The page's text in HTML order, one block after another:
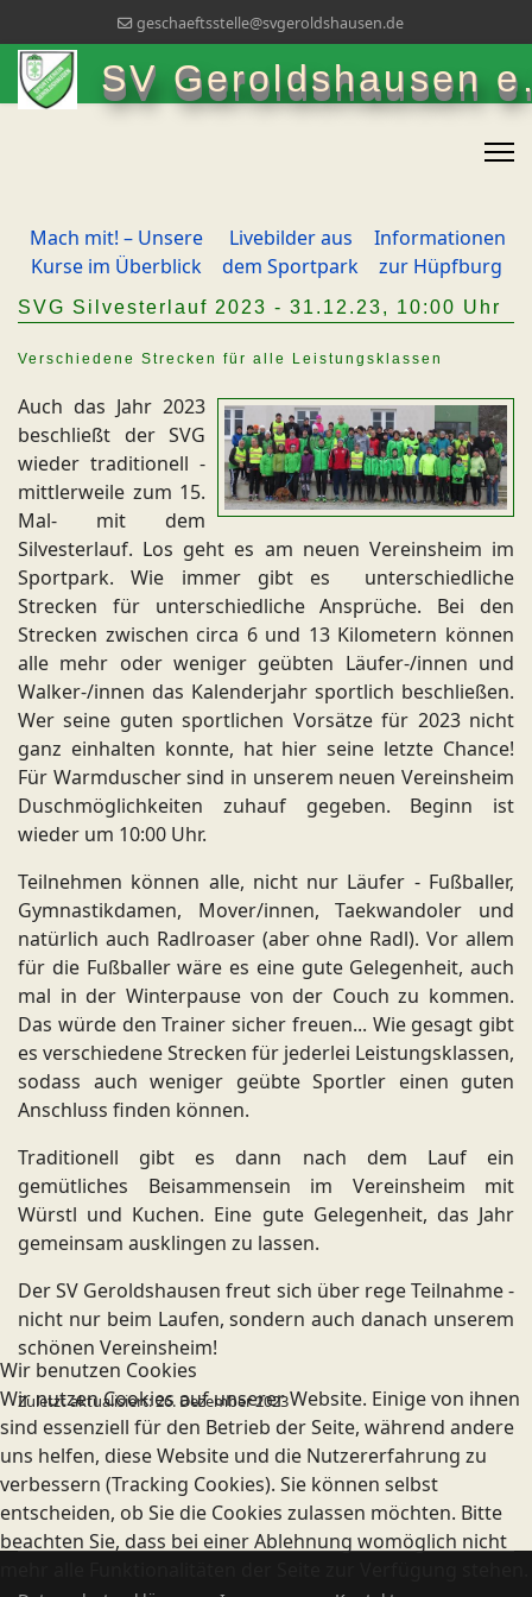
geschaeftsstelle@svgeroldshausen.de
SV Geroldshausen
Mach mit! – Unsere
Kurse im Überblick
Livebilder aus
dem Sportpark
Informationen
zur Hüpfburg
SVG Silvesterlauf 2023 - 31.12.23, 10:00 Uhr
Verschiedene Strecken für alle Leistungsklassen
Auch das Jahr 2023
beschließt der SVG
wieder traditionell -
mittlerweile zum 15.
Mal- mit dem
Silvesterlauf. Los geht es am neuen Vereinsheim im
Sportpark. Wie immer gibt es unterschiedliche
Strecken für unterschiedliche Ansprüche. Bei den
Strecken zwischen circa 6 und 13 Kilometern können
alle mehr oder weniger geübten Läufer-/innen und
Walker-/innen das Kalenderjahr sportlich beschließen.
Wer seine guten sportlichen Vorsätze für 2023 nicht
ganz einhalten konnte, hat hier seine letzte Chance!
Für Warmduscher sind in unserem neuen Vereinsheim
Duschmöglichkeiten zuhauf gegeben. Beginn ist
wieder um 10:00 Uhr.
Teilnehmen können alle, nicht nur Läufer - Fußballer,
Gymnastikdamen, Mover/innen, Taekwandoler und
natürlich auch Radlroaser (aber ohne Radl). Vor allem
für die Fußballer wäre es eine gute Gelegenheit, auch
mal in der Winterpause von der Couch zu kommen.
Das würde den Trainer sicher freuen... Wie gesagt gibt
es verschiedene Strecken für jederlei Leistungsklassen,
sodass auch weniger geübte Sportler einen guten
Anschluss finden können.
Traditionell gibt es dann nach dem Lauf ein
gemütliches Beisammensein im Vereinsheim mit
Würstl und Kuchen. Eine gute Gelegenheit, das Jahr
gemeinsam ausklingen zu lassen.
Der SV Geroldshausen freut sich über rege Teilnahme -
nicht nur beim Laufen, sondern auch danach unserem
schönen Vereinsheim!
Zuletzt aktualisiert: 26. Dezember 2023
Wir benutzen Cookies
Wir nutzen Cookies auf unserer Website. Einige von ihnen
sind essenziell für den Betrieb der Seite, während andere
uns helfen, diese Website und die Nutzererfahrung zu
verbessern (Tracking Cookies). Sie können selbst
entscheiden, ob Sie die Cookies zulassen möchten. Bitte
beachten Sie, dass bei einer Ablehnung womöglich nicht